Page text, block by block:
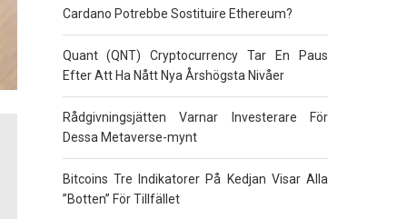
Cardano Potrebbe Sostituire Ethereum?
Quant (QNT) Cryptocurrency Tar En Paus
Efter Att Ha Nått Nya Årshögsta Nivåer
Rådgivningsjätten Varnar Investerare För
Dessa Metaverse-mynt
Bitcoins Tre Indikatorer På Kedjan Visar Alla
”Botten” För Tillfället